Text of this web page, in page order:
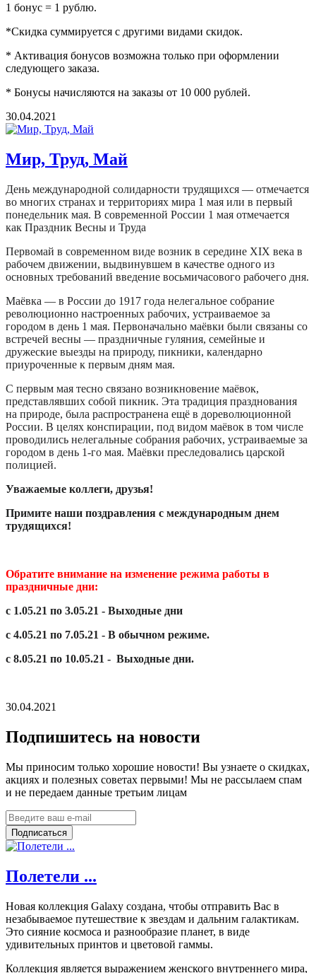
1 бонус = 1 рублю.
*Скидка суммируется с другими видами скидок.
* Активация бонусов возможна только при оформлении
следующего заказа.
* Бонусы начисляются на заказы от 10 000 рублей.
30.04.2021
Мир, Труд, Май
День международной солидарности трудящихся — отмечается
во многих странах и территориях мира 1 мая или в первый
понедельник мая. В современной России 1 мая отмечается
как Праздник Весны и Труда
Первомай в современном виде возник в середине XIX века в
рабочем движении, выдвинувшем в качестве одного из
основных требований введение восьмичасового рабочего дня.
Маёвка — в России до 1917 года нелегальное собрание
революционно настроенных рабочих, устраиваемое за
городом в день 1 мая. Первоначально маёвки были связаны со
встречей весны — праздничные гуляния, семейные и
дружеские выезды на природу, пикники, календарно
приуроченные к первым дням мая.
С первым мая тесно связано возникновение маёвок,
представлявших собой пикник. Эта традиция празднования
на природе, была распространена ещё в дореволюционной
России. В целях конспирации, под видом маёвок в том числе
проводились нелегальные собрания рабочих, устраиваемые за
городом в день 1-го мая. Маёвки преследовались царской
полицией.
Уважаемые коллеги, друзья!
Примите наши поздравления с международным днем
трудящихся!
Обратите внимание на изменение режима работы в
праздничные дни:
с 1.05.21 по 3.05.21 - Выходные дни
с 4.05.21 по 7.05.21 - В обычном режиме.
с 8.05.21 по 10.05.21 - Выходные дни.
30.04.2021
Подпишитесь на новости
Мы приносим только хорошие новости! Вы узнаете о скидках,
акциях и полезных советах первыми! Мы не рассылаем спам
и не передаем данные третьим лицам
Подписаться
Полетели ...
Новая коллекция Galaxy создана, чтобы отправить Вас в
незабываемое путешествие к звездам и дальним галактикам.
Это сияние космоса и разнообразие планет, в виде
удивительных принтов и цветовой гаммы.
Коллекция является выражением женского внутреннего мира,